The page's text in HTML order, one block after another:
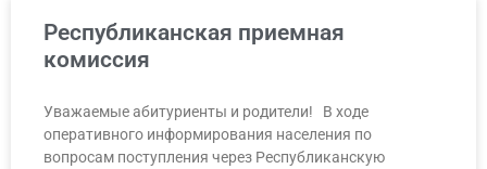
Республиканская приемная
комиссия
Уважаемые абитуриенты и родители! В ходе
оперативного информирования населения по
вопросам поступления через Республиканскую